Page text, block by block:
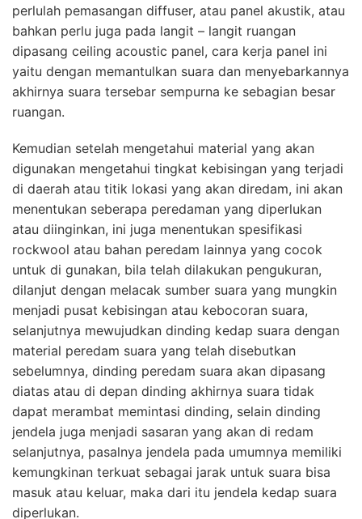
perlulah pemasangan diffuser, atau panel akustik, atau
bahkan perlu juga pada langit – langit ruangan
dipasang ceiling acoustic panel, cara kerja panel ini
yaitu dengan memantulkan suara dan menyebarkannya
akhirnya suara tersebar sempurna ke sebagian besar
ruangan.
Kemudian setelah mengetahui material yang akan
digunakan mengetahui tingkat kebisingan yang terjadi
di daerah atau titik lokasi yang akan diredam, ini akan
menentukan seberapa peredaman yang diperlukan
atau diinginkan, ini juga menentukan spesifikasi
rockwool atau bahan peredam lainnya yang cocok
untuk di gunakan, bila telah dilakukan pengukuran,
dilanjut dengan melacak sumber suara yang mungkin
menjadi pusat kebisingan atau kebocoran suara,
selanjutnya mewujudkan dinding kedap suara dengan
material peredam suara yang telah disebutkan
sebelumnya, dinding peredam suara akan dipasang
diatas atau di depan dinding akhirnya suara tidak
dapat merambat memintasi dinding, selain dinding
jendela juga menjadi sasaran yang akan di redam
selanjutnya, pasalnya jendela pada umumnya memiliki
kemungkinan terkuat sebagai jarak untuk suara bisa
masuk atau keluar, maka dari itu jendela kedap suara
diperlukan.